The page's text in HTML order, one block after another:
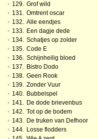
• 129. Grof wild
• 131. Omtrent oscar
• 132. Alle eendjes
• 133. Een dagje dede
• 134. Schatjes op zolder
• 135. Code E
• 136. Schijnheilig bloed
• 137. Bistro Dodo
• 138. Geen Rook
• 139. Zonder Vuur
• 140. Bubbelspel
• 141. De dode brievenbus
• 142. Tot op de bodem
• 143. De truken van Defhoor
• 144. Losse flodders